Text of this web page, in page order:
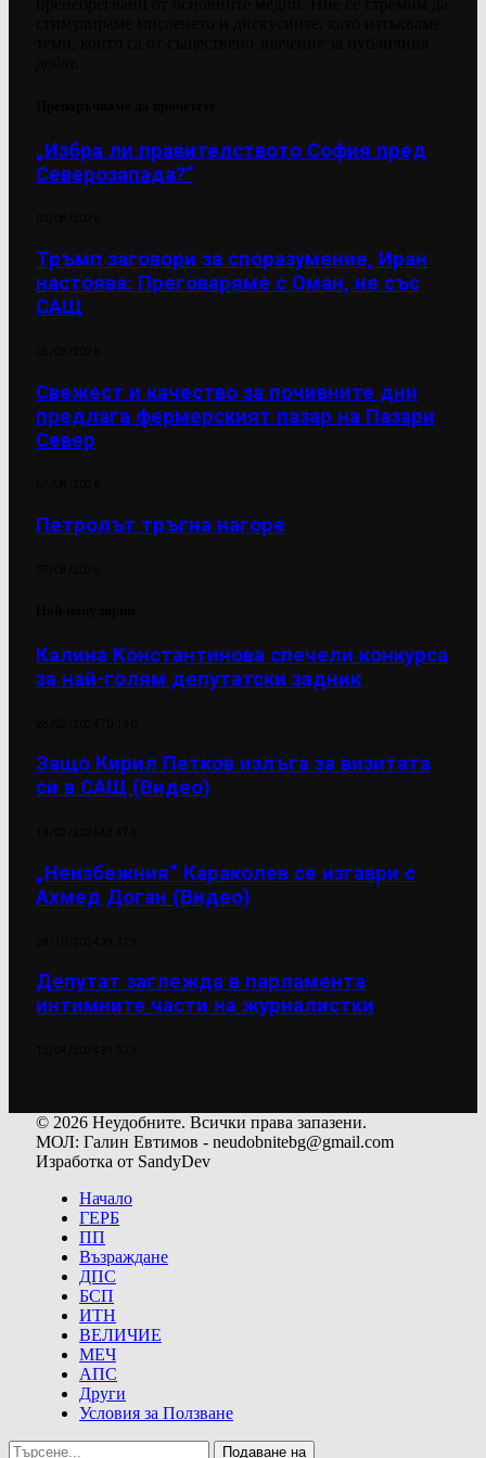
„Избра ли правителството София пред
Северозапада?“
Тръмп заговори за споразумение, Иран
настоява: Преговаряме с Оман, не със
САЩ
Свежест и качество за почивните дни
предлага фермерският пазар на Пазари
Север
Петролът тръгна нагоре
Калина Константинова спечели конкурса
за най-голям депутатски задник
Защо Кирил Петков излъга за визитата
си в САЩ (Видео)
„Неизбежния“ Караколев се изгаври с
Ахмед Доган (Видео)
Депутат заглежда в парламента
интимните части на журналистки
© 2026 Неудобните. Всички права запазени.
МОЛ: Галин Евтимов - neudobnitebg@gmail.com
Изработка от SandyDev
Начало
ГЕРБ
ПП
Възраждане
ДПС
БСП
ИТН
ВЕЛИЧИЕ
МЕЧ
АПС
Други
Условия за Ползване
Подаване на